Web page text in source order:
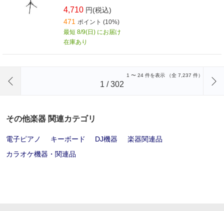
4,710 円(税込)
471 ポイント (10%)
最短 8/9(日) にお届け
在庫あり
1 〜 24 件を表示 （全 7,237 件）
1 /302
その他楽器 関連カテゴリ
電子ピアノ キーボード DJ機器
楽器関連品
カラオケ機器・関連品